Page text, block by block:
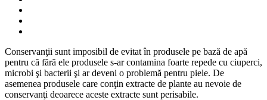
Conservanţii sunt imposibil de evitat în produsele pe bază de apă
pentru că fără ele produsele s-ar contamina foarte repede cu ciuperci,
microbi şi bacterii şi ar deveni o problemă pentru piele. De
asemenea produsele care conţin extracte de plante au nevoie de
conservanţi deoarece aceste extracte sunt perisabile.